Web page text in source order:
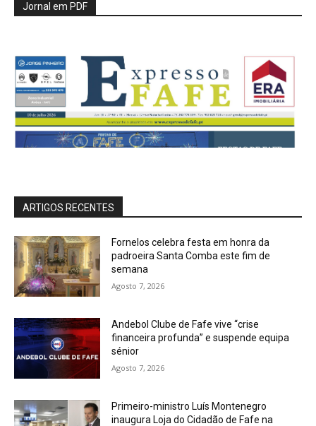
Jornal em PDF
ARTIGOS RECENTES
Fornelos celebra festa em honra da
padroeira Santa Comba este fim de
semana
Agosto 7, 2026
Andebol Clube de Fafe vive “crise
financeira profunda” e suspende equipa
sénior
Agosto 7, 2026
Primeiro-ministro Luís Montenegro
inaugura Loja do Cidadão de Fafe na